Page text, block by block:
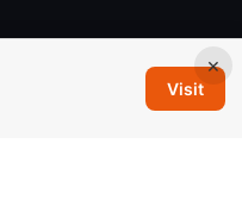
×
Visit